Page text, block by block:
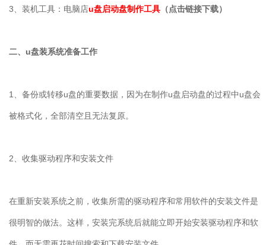
3、装机工具：电脑店u盘启动盘制作工具 （点击链接下载）
二、u盘装系统准备工作
1、备份或转移u盘的重要数据，因为在制作u盘启动盘的过程中u盘会
被格式化，全部清空且无法复原。
2、收集驱动程序和安装文件
在重新安装系统之前，收集所需的驱动程序和常用软件的安装文件是
很明智的做法。这样，安装完系统后就能立即开始安装驱动程序和软